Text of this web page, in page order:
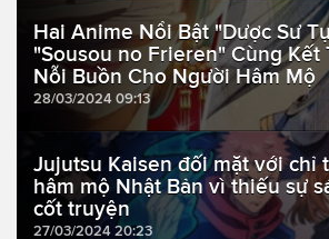
Hai Anime Nổi Bật "Dược Sư
"Sousou no Frieren" Cùng Kết
Nỗi Buồn Cho Người Hâm Mộ
28/03/2024 09:13
Jujutsu Kaisen đối mặt với chỉ
hâm mộ Nhật Bản vì thiếu sự
cốt truyện
27/03/2024 20:23